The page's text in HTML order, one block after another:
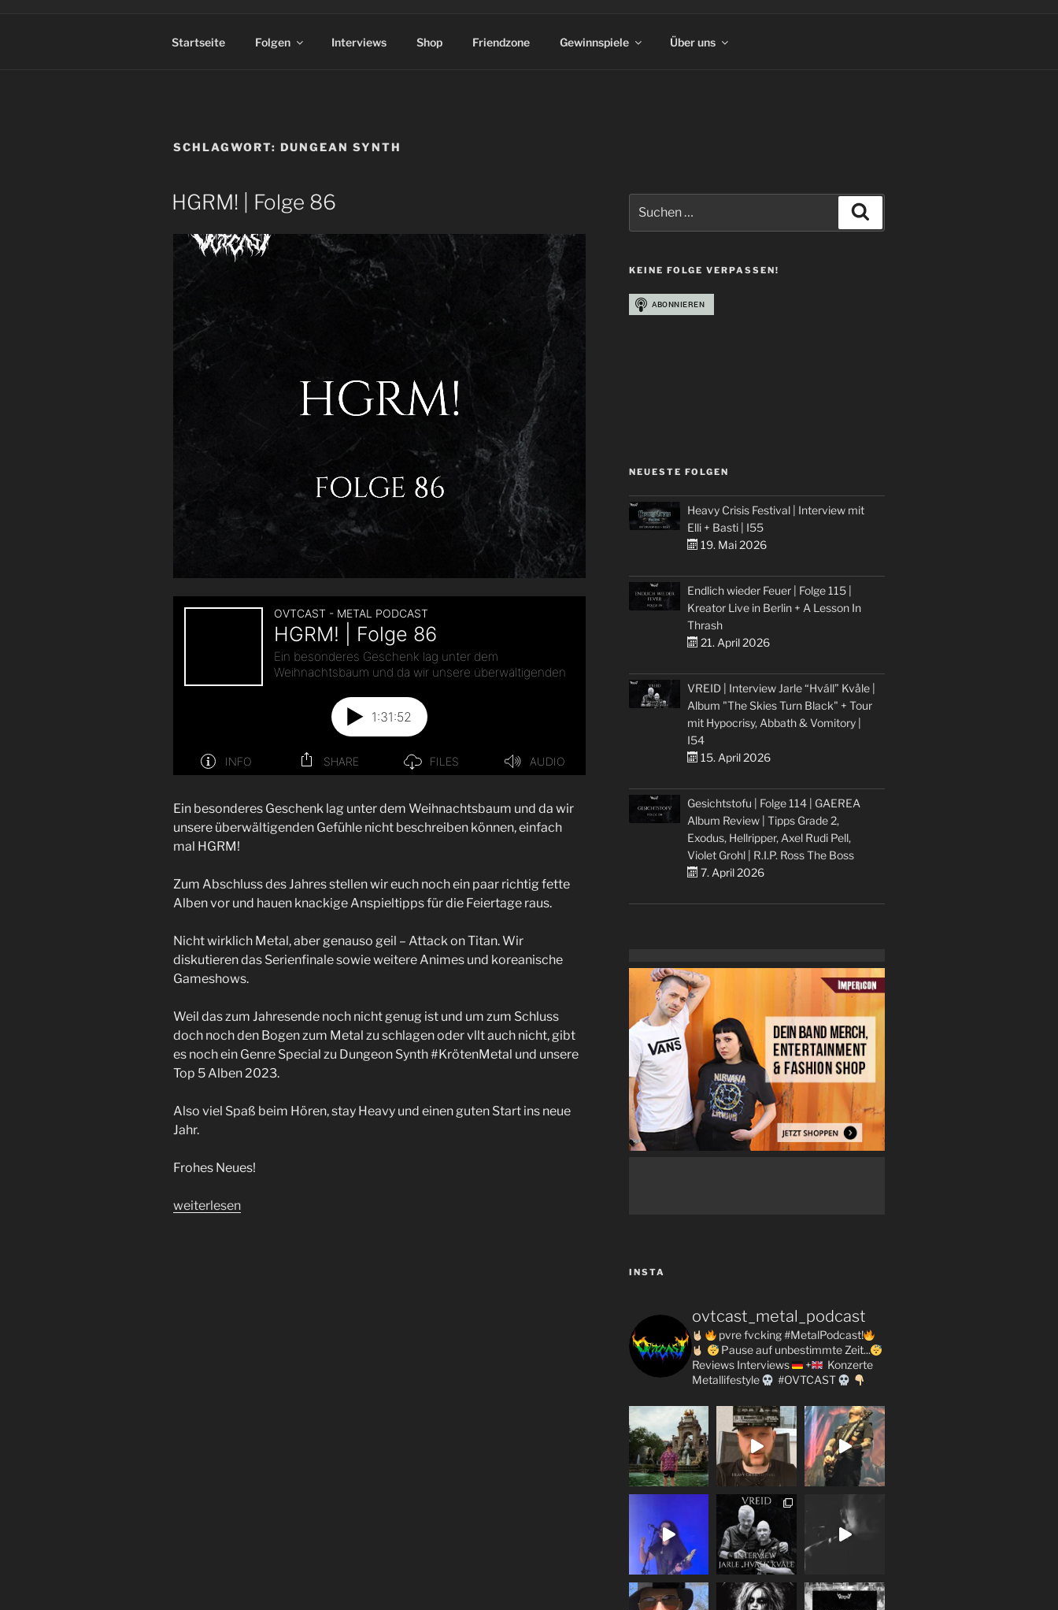
Startseite Folgen Interviews Shop Friendzone Gewinnspiele Über uns
SCHLAGWORT: DUNGEAN SYNTH
HGRM! | Folge 86
Ein besonderes Geschenk lag unter dem Weihnachtsbaum und da wir
unsere überwältigenden Gefühle nicht beschreiben können, einfach
mal HGRM!
Zum Abschluss des Jahres stellen wir euch noch ein paar richtig fette
Alben vor und hauen knackige Anspieltipps für die Feiertage raus.
Nicht wirklich Metal, aber genauso geil – Attack on Titan. Wir
diskutieren das Serienfinale sowie weitere Animes und koreanische
Gameshows.
Weil das zum Jahresende noch nicht genug ist und um zum Schluss
doch noch den Bogen zum Metal zu schlagen oder vllt auch nicht, gibt
es noch ein Genre Special zu Dungeon Synth #KrötenMetal und unsere
Top 5 Alben 2023.
Also viel Spaß beim Hören, stay Heavy und einen guten Start ins neue
Jahr.
Frohes Neues!
„HGRM!
weiterlesen
nach:
KEINE FOLGE VERPASSEN!
NEUESTE FOLGEN
Heavy Crisis Festival | Interview mit
Elli + Basti | I55
19. Mai 2026
Endlich wieder Feuer | Folge 115 |
Kreator Live in Berlin + A Lesson In
Thrash
21. April 2026
VREID | Interview Jarle “Hváll” Kvåle |
Album "The Skies Turn Black" + Tour
mit Hypocrisy, Abbath & Vomitory |
I54
15. April 2026
Gesichtstofu | Folge 114 | GAEREA
Album Review | Tipps Grade 2,
Exodus, Hellripper, Axel Rudi Pell,
Violet Grohl | R.I.P. Ross The Boss
7. April 2026
INSTA
ovtcast_metal_podcast
pvre fvcking #MetalPodcast!
Pause auf unbestimmte Zeit...
Reviews Interviews +
Konzerte
Metallifestyle
#OVTCAST